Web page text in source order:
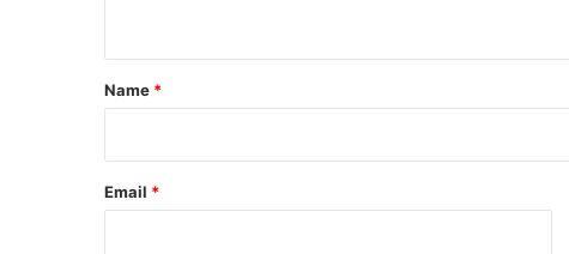
*
Name *
Email *